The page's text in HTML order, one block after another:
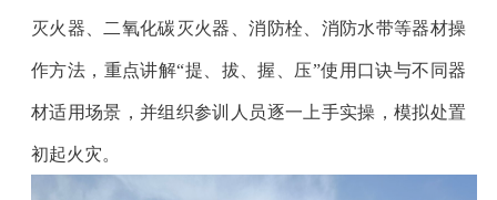
灭火器、二氧化碳灭火器、消防栓、消防水带等器材操
作方法，重点讲解“提、拔、握、压”使用口诀与不同器
材适用场景，并组织参训人员逐一上手实操，模拟处置
初起火灾。